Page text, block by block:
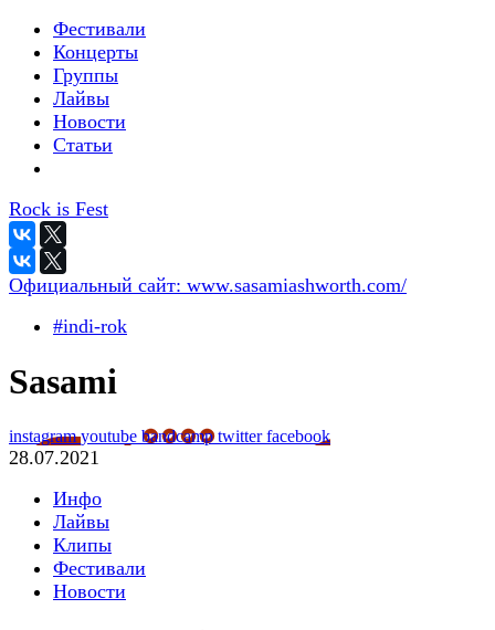
Фестивали
Концерты
Группы
Лайвы
Новости
Статьи
Rock is Fest
Официальный сайт: www.sasamiashworth.com/
#indi-rok
Sasami
instagramyoutube bandcamptwitterfacebook
28.07.2021
Инфо
Лайвы
Клипы
Фестивали
Новости